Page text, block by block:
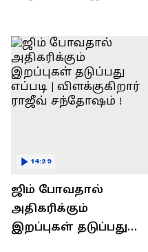
ஜிம் போவதால்
அதிகரிக்கும்
இறப்புகள் தடுப்பது
14:29